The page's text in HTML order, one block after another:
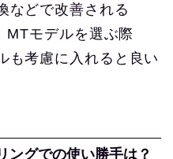
などで改善される
MTモデルを選ぶ際
も考慮に入れると良い
ングでの使い勝手は？